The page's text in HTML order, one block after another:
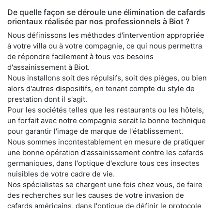
De quelle façon se déroule une élimination de cafards
orientaux réalisée par nos professionnels à Biot ?
Nous définissons les méthodes d'intervention appropriée
à votre villa ou à votre compagnie, ce qui nous permettra
de répondre facilement à tous vos besoins
d'assainissement à Biot.
Nous installons soit des répulsifs, soit des pièges, ou bien
alors d'autres dispositifs, en tenant compte du style de
prestation dont il s'agit.
Pour les sociétés telles que les restaurants ou les hôtels,
un forfait avec notre compagnie serait la bonne technique
pour garantir l'image de marque de l'établissement.
Nous sommes incontestablement en mesure de pratiquer
une bonne opération d'assainissement contre les cafards
germaniques, dans l'optique d'exclure tous ces insectes
nuisibles de votre cadre de vie.
Nos spécialistes se chargent une fois chez vous, de faire
des recherches sur les causes de votre invasion de
cafards américains, dans l'optique de définir le protocole